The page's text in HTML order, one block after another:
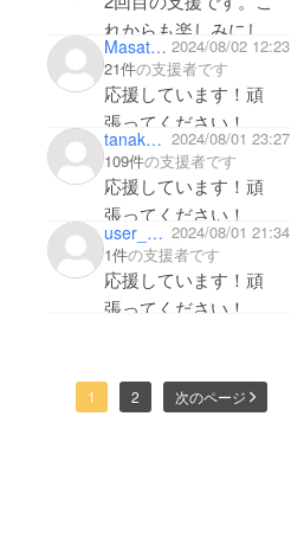
れからも楽しみにして
います。
Masato Kaneko 2024/08/02 12:23
21件の支援者です
応援しています！頑
張ってください！
tanakamark2nd 2024/08/01 23:27
109件の支援者です
応援しています！頑
張ってください！
user_dfef5a0e61f4 2024/08/01 21:34
1件の支援者です
応援しています！頑
張ってください！
1 2 次のページ